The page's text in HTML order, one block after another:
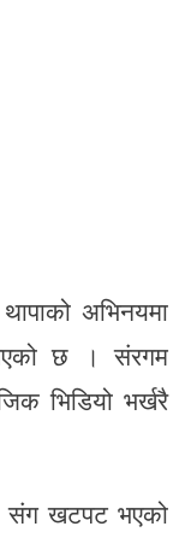
अभिनयमा
छ । संरगम
भिडियो भर्खरै
संग खटपट भएको